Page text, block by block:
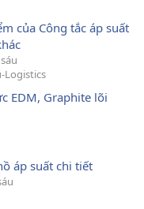
của Công tắc áp suất
Logistics
EDM, Graphite lõi
áp suất chi tiết